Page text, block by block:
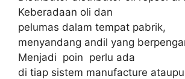
Keberadaan oli dan
pelumas dalam tempat pabrik,
menyandang andil yang
Menjadi poin perlu ada
di tiap sistem manufacture